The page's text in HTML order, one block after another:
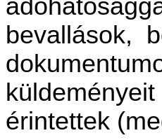
bevallások,
érintettek